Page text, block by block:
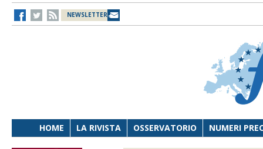
NEWSLETTER
HOME LA RIVISTA OSSERVATORIO NUMERI